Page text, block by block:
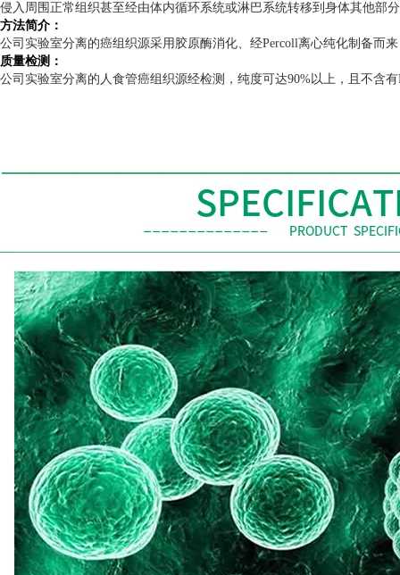
侵入周围正常组织甚至经由体内循环系统或淋巴系统转移到身体其他部
方法简介：
公司实验室分离的癌组织源采用胶原酶消化、经Percoll离心纯化制备而
质量检测：
公司实验室分离的人食管癌组织源经检测，纯度可达90%以上，且不含有